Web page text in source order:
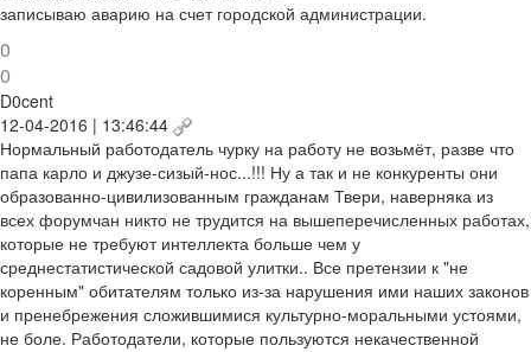
записываю аварию на счет городской администрации.
0
0
D0cent
12-04-2016 | 13:46:44
Нормальный работодатель чурку на работу не возьмёт, разве что
папа карло и джузе-сизый-нос...!!! Ну а так и не конкуренты они
образованно-цивилизованным гражданам Твери, наверняка из
всех форумчан никто не трудится на вышеперечисленных работах,
которые не требуют интеллекта больше чем у
среднестатистической садовой улитки.. Все претензии к "не
коренным" обитателям только из-за нарушения ими наших законов
и пренебрежения сложившимися культурно-моральными устоями,
не боле. Работодатели, которые пользуются некачественной